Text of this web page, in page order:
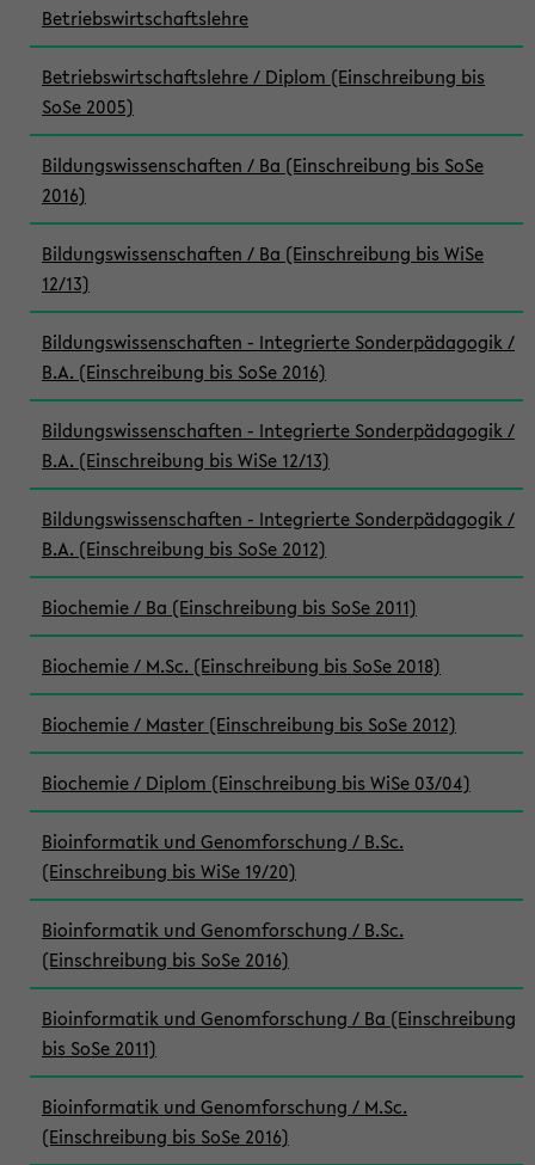
Betriebswirtschaftslehre
Betriebswirtschaftslehre / Diplom (Einschreibung bis
SoSe 2005)
Bildungswissenschaften / Ba (Einschreibung bis SoSe
2016)
Bildungswissenschaften / Ba (Einschreibung bis WiSe
12/13)
Bildungswissenschaften - Integrierte Sonderpädagogik /
B.A. (Einschreibung bis SoSe 2016)
Bildungswissenschaften - Integrierte Sonderpädagogik /
B.A. (Einschreibung bis WiSe 12/13)
Bildungswissenschaften - Integrierte Sonderpädagogik /
B.A. (Einschreibung bis SoSe 2012)
Biochemie / Ba (Einschreibung bis SoSe 2011)
Biochemie / M.Sc. (Einschreibung bis SoSe 2018)
Biochemie / Master (Einschreibung bis SoSe 2012)
Biochemie / Diplom (Einschreibung bis WiSe 03/04)
Bioinformatik und Genomforschung / B.Sc.
(Einschreibung bis WiSe 19/20)
Bioinformatik und Genomforschung / B.Sc.
(Einschreibung bis SoSe 2016)
Bioinformatik und Genomforschung / Ba (Einschreibung
bis SoSe 2011)
Bioinformatik und Genomforschung / M.Sc.
(Einschreibung bis SoSe 2016)